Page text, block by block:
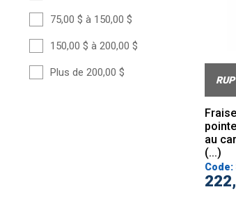
75,00 $ à 150,00 $
150,00 $ à 200,00 $
Plus de 200,00 $
au
(...)
Code: